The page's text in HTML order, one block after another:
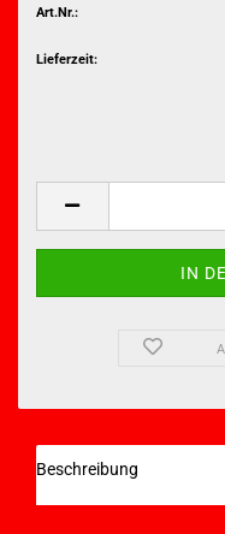
Art.Nr.:
Lieferzeit:
Beschreibung